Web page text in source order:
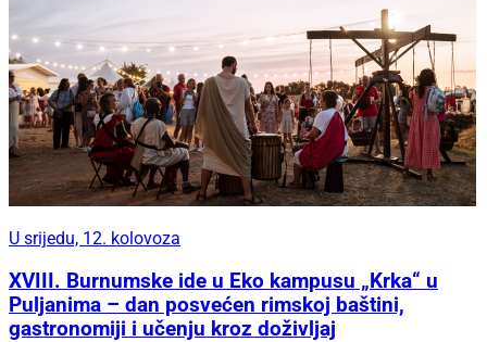
U srijedu, 12. kolovoza
XVIII. Burnumske ide u Eko kampusu „Krka“ u
Puljanima – dan posvećen rimskoj baštini,
gastronomiji i učenju kroz doživljaj